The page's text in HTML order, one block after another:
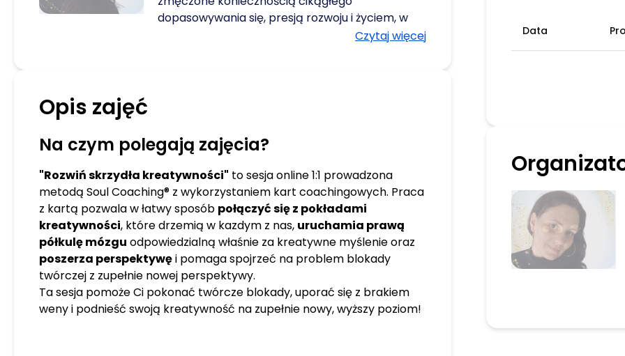
dopasowywania się, presją rozwoju i życiem, w
którym brakuje czasu… na życie. To miejsce, w
trenerką uważności i przyjemności życia,
specjalistką komunikacji oraz przewodniczką
praktyk słowiańskich wspierających rozwój.
Pracuję w sposób, który łączy wszystkie te
metody, by wspierać: ➡ osoby w momencie
kryzysu i życiowej zmiany, które chcą wrócić do
pełni swojej mocy, autentyczności i poczucia
przyjemności życia; ➡ liderki i liderów zmiany w
zauważeniu i odkrywaniu swojej wyjątkowości i
korzystaniu z niej w zarządzaniu zespołem i
zmienianiu świata; ➡ rodziców i osoby pracujące
z młodzieżą, aby potrafili lepiej dogadać sie z
Czytaj więcej
Opis zajęć
Na czym polegają zajęcia?
"Rozwiń skrzydła kreatywności" to sesja online 1:1 prowadzona
metodą Soul Coaching® z wykorzystaniem kart coachingowych. Praca
z kartą pozwala w łatwy sposób połączyć się z pokładami
kreatywności, które drzemią w kazdym z nas, uruchamia prawą
półkulę mózgu odpowiedzialną właśnie za kreatywne myślenie oraz
poszerza perspektywęi pomaga spojrzeć na problem blokady
twórczej z zupełnie nowej perspektywy.
Ta sesja pomoże Ci pokonać twórcze blokady, uporać się z brakiem
weny i podnieść swoją kreatywność na zupełnie nowy, wyższy poziom!
Data